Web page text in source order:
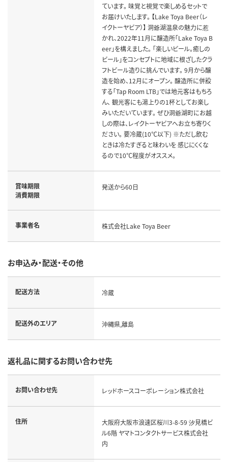
ています。 味覚と視覚で楽しめるセットで
お届けいたします。 【Lake Toya Beer（レ
イクトーヤビア）】 洞爺湖温泉の魅力に惹
かれ、2022年11月に醸造所「Lake Toya B
eer」を構えました。 「楽しいビール。癒しの
ビール」をコンセプトに地域に根ざしたクラ
フトビール造りに挑んでいます。 9月から醸
造を始め、12月にオープン。 醸造所に併設
する「Tap Room LTB」では地元客はもちろ
ん、 観光客にも湯上りの1杯としてお楽し
みいただいています。 ぜひ洞爺湖町にお越
しの際は、レイクトーヤビアへお立ち寄りく
ださい。 要冷蔵(10℃以下) ※ただし飲む
ときは冷たすぎると味わいを 感じにくくな
るので10℃程度がオススメ。
賞味期限
消費期限
発送から60日
事業者名 株式会社Lake Toya Beer
お申込み・配送・その他
配送方法 冷蔵
配送外のエリア 沖縄県,離島
返礼品に関するお問い合わせ先
お問い合わせ先 レッドホースコーポレーション株式会社
住所
大阪府大阪市浪速区桜川3-8-59 汐見橋ビ
ル6階 ヤマトコンタクトサービス株式会社
内